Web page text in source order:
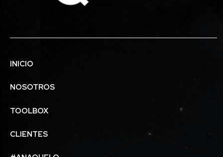
INICIO
NOSOTROS
TOOLBOX
CLIENTES